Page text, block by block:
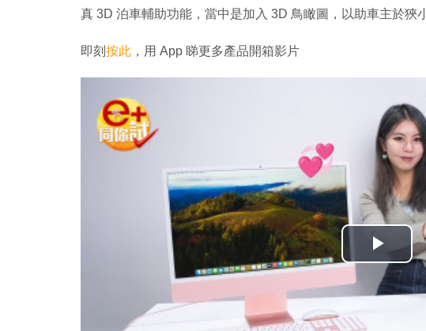
真 3D 泊車輔助功能，當中是加入 3D 鳥瞰圖，以助車主於狹
即刻 按此 ，用 App 睇更多產品開箱影片
播
放